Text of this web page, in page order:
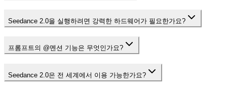
Seedance 2.0을 실행하려면 강력한 하드웨어가 필요한가요?
프롬프트의 @멘션 기능은 무엇인가요?
Seedance 2.0은 전 세계에서 이용 가능한가요?